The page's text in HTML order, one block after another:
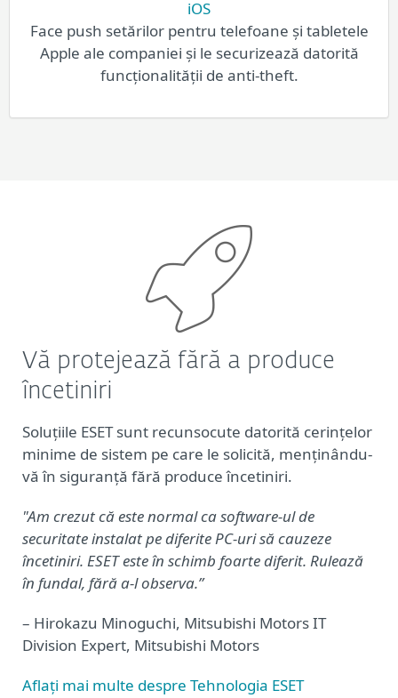
iOS
Face push setărilor pentru telefoane și tabletele
Apple ale companiei și le securizează datorită
funcționalității de anti-theft.
Vă protejează fără a produce
încetiniri
Soluțiile ESET sunt recunsocute datorită cerințelor
minime de sistem pe care le solicită, menținându-
vă în siguranță fără produce încetiniri.
"Am crezut că este normal ca software-ul de
securitate instalat pe diferite PC-uri să cauzeze
încetiniri. ESET este în schimb foarte diferit. Rulează
în fundal, fără a-l observa.”
– Hirokazu Minoguchi, Mitsubishi Motors IT
Division Expert, Mitsubishi Motors
Aflați mai multe despre Tehnologia ESET